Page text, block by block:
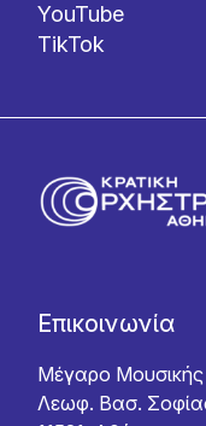
YouTube
TikTok
Επικοινωνία
Μέγαρο
Λεωφ. Βασ.